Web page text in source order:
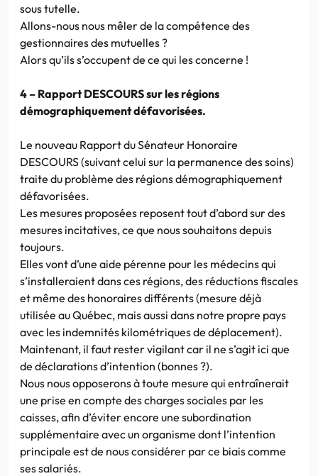
sous tutelle.
Allons-nous nous mêler de la compétence des
gestionnaires des mutuelles ?
Alors qu’ils s’occupent de ce qui les concerne !
4 – Rapport DESCOURS sur les régions
démographiquement défavorisées.
Le nouveau Rapport du Sénateur Honoraire
DESCOURS (suivant celui sur la permanence des soins)
traite du problème des régions démographiquement
défavorisées.
Les mesures proposées reposent tout d’abord sur des
mesures incitatives, ce que nous souhaitons depuis
toujours.
Elles vont d’une aide pérenne pour les médecins qui
s’installeraient dans ces régions, des réductions fiscales
et même des honoraires différents (mesure déjà
utilisée au Québec, mais aussi dans notre propre pays
avec les indemnités kilométriques de déplacement).
Maintenant, il faut rester vigilant car il ne s’agit ici que
de déclarations d’intention (bonnes ?).
Nous nous opposerons à toute mesure qui entraînerait
une prise en compte des charges sociales par les
caisses, afin d’éviter encore une subordination
supplémentaire avec un organisme dont l’intention
principale est de nous considérer par ce biais comme
ses salariés.